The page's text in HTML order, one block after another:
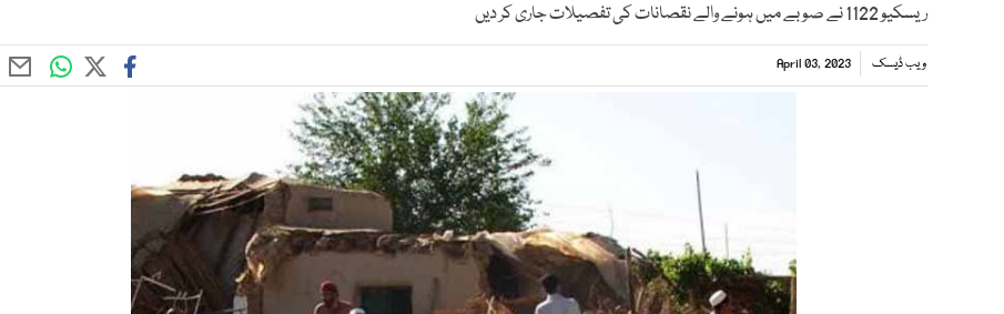
ریسکیو 1122 نے صوبے میں ہونے والے نقصانات کی تفصیلات جاری کر دیں
ویب ڈیسک April 03, 2023